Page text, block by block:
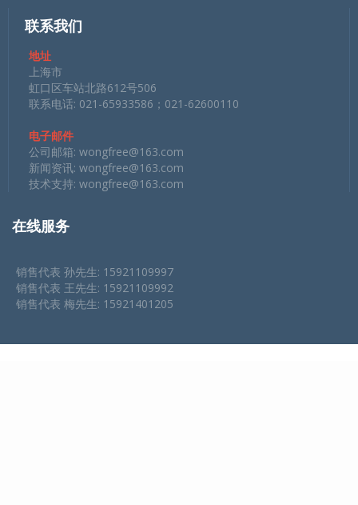
联系我们
地址
上海市
虹口区车站北路612号506
联系电话: 021-65933586；021-62600110
电子邮件
公司邮箱: wongfree@163.com
新闻资讯: wongfree@163.com
技术支持: wongfree@163.com
在线服务
销售代表 孙先生: 15921109997
销售代表 王先生: 15921109992
销售代表 梅先生: 15921401205